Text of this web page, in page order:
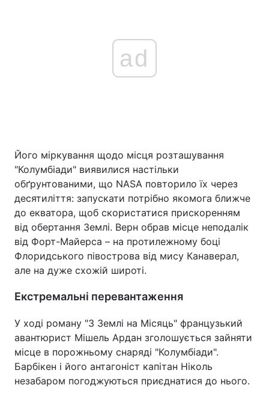
ad
Його міркування щодо місця розташування
"Колумбіади" виявилися настільки
обґрунтованими, що NASA повторило їх через
десятиліття: запускати потрібно якомога ближче
до екватора, щоб скористатися прискоренням
від обертання Землі. Верн обрав місце неподалік
від Форт-Майерса – на протилежному боці
Флоридського півострова від мису Канаверал,
але на дуже схожій широті.
Екстремальні перевантаження
У ході роману "З Землі на Місяць" французький
авантюрист Мішель Ардан зголошується зайняти
місце в порожньому снаряді "Колумбіади".
Барбікен і його антагоніст капітан Ніколь
незабаром погоджуються приєднатися до нього.